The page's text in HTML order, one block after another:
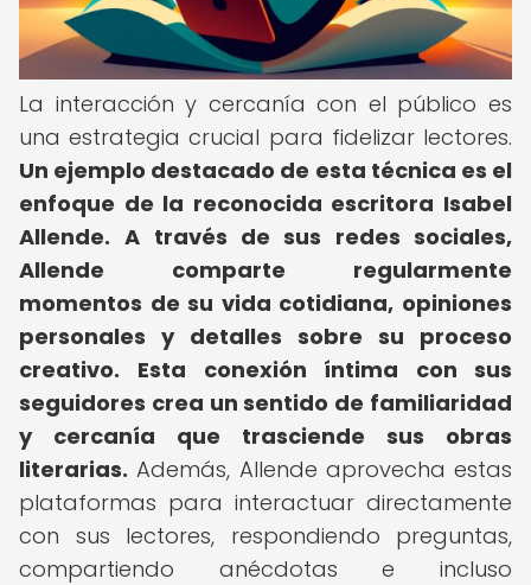
La interacción y cercanía con el público es
una estrategia crucial para fidelizar lectores.
Un ejemplo destacado de esta técnica es el
enfoque de la reconocida escritora Isabel
Allende. A través de sus redes sociales,
Allende comparte regularmente
momentos de su vida cotidiana, opiniones
personales y detalles sobre su proceso
creativo.
Esta conexión íntima con sus
seguidores crea un sentido de familiaridad
y cercanía que trasciende sus obras
literarias. Además, Allende aprovecha estas
plataformas para interactuar directamente
con sus lectores, respondiendo preguntas,
compartiendo anécdotas e incluso